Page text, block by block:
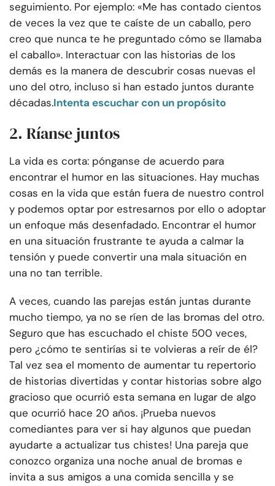
seguimiento. Por ejemplo: «Me has contado cientos
de veces la vez que te caíste de un caballo, pero
creo que nunca te he preguntado cómo se llamaba
el caballo». Interactuar con las historias de los
demás es la manera de descubrir cosas nuevas el
uno del otro, incluso si han estado juntos durante
décadas.Intenta escuchar con un propósito
2. Ríanse juntos
La vida es corta: pónganse de acuerdo para
encontrar el humor en las situaciones. Hay muchas
cosas en la vida que están fuera de nuestro control
y podemos optar por estresarnos por ello o adoptar
un enfoque más desenfadado. Encontrar el humor
en una situación frustrante te ayuda a calmar la
tensión y puede convertir una mala situación en
una no tan terrible.
A veces, cuando las parejas están juntas durante
mucho tiempo, ya no se ríen de las bromas del otro.
Seguro que has escuchado el chiste 500 veces,
pero ¿cómo te sentirías si te volvieras a reír de él?
Tal vez sea el momento de aumentar tu repertorio
de historias divertidas y contar historias sobre algo
gracioso que ocurrió esta semana en lugar de algo
que ocurrió hace 20 años. ¡Prueba nuevos
comediantes para ver si hay algunos que puedan
ayudarte a actualizar tus chistes! Una pareja que
conozco organiza una noche anual de bromas e
invita a sus amigos a una comida sencilla y se